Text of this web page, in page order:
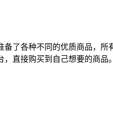
备了各种不同的优质商品，所
直接购买到自己想要的商品。